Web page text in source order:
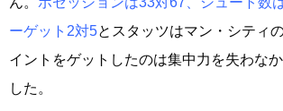
ーゲット2対5とスタッツはマン・シティ
イントをゲットしたのは集中力を失わな
した。